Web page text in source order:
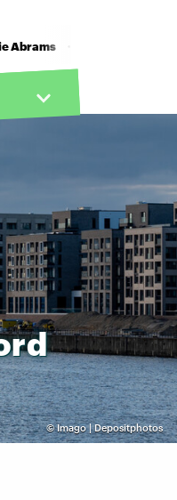
the Wall" von Gracie
©Imago | Depositphotos